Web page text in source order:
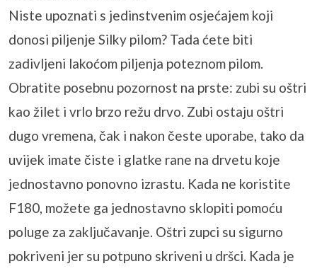
Niste upoznati s jedinstvenim osjećajem koji
donosi piljenje Silky pilom? Tada ćete biti
zadivljeni lakoćom piljenja poteznom pilom.
Obratite posebnu pozornost na prste: zubi su oštri
kao žilet i vrlo brzo režu drvo. Zubi ostaju oštri
dugo vremena, čak i nakon česte uporabe, tako da
uvijek imate čiste i glatke rane na drvetu koje
jednostavno ponovno izrastu. Kada ne koristite
F180, možete ga jednostavno sklopiti pomoću
poluge za zaključavanje. Oštri zupci su sigurno
pokriveni jer su potpuno skriveni u dršci. Kada je